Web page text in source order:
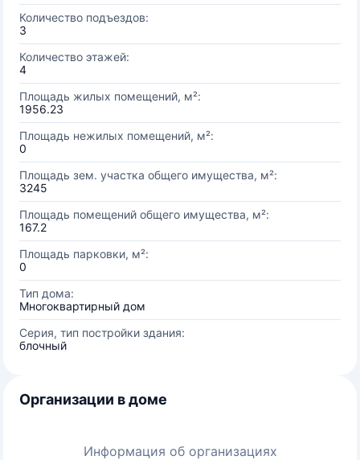
Количество подъездов:
3
Количество этажей:
4
Площадь жилых помещений, м²:
1956.23
Площадь нежилых помещений, м²:
0
Площадь зем. участка общего имущества, м²:
3245
Площадь помещений общего имущества, м²:
167.2
Площадь парковки, м²:
0
Тип дома:
Многоквартирный дом
Серия, тип постройки здания:
блочный
Организации в доме
Информация об организациях